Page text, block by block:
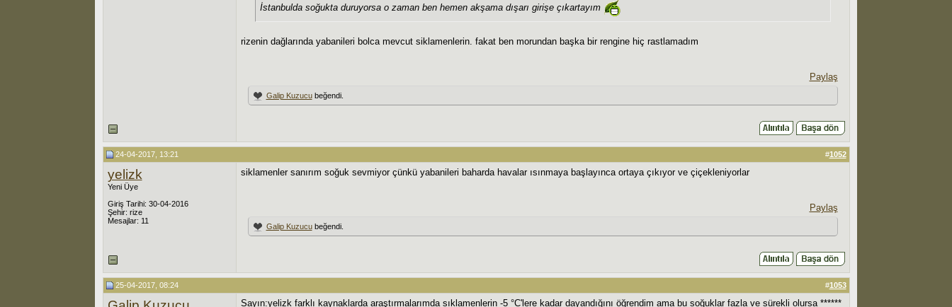
İstanbulda soğukta duruyorsa o zaman ben hemen akşama dışarı girişe çıkartayım
rizenin dağlarında yabanileri bolca mevcut siklamenlerin. fakat ben morundan başka bir rengine hiç rastlamadım
Paylaş
Galip Kuzucubeğendi.
24-04-2017, 13:21 #1052
yelizk
Yeni Üye
Giriş Tarihi: 30-04-2016
Şehir: rize
Mesajlar: 11
siklamenler sanırım soğuk sevmiyor çünkü yabanileri baharda havalar ısınmaya başlayınca ortaya çıkıyor ve çiçekleniyorlar
Paylaş
Galip Kuzucubeğendi.
25-04-2017, 08:24 #1053
Sayın:yelizk farklı kaynaklarda araştırmalarımda sıklamenlerin -5 °C'lere kadar dayandığını öğrendim ama bu soğuklar fazla ve sürekli olursa ******